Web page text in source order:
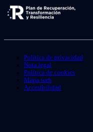
Política de privacidad
Nota legal
Política de cookies
Mapa web
Accesibilidad